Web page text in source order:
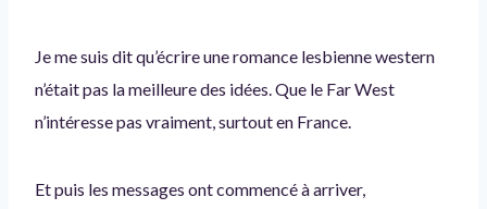
Je me suis dit qu’écrire une romance lesbienne western
n’était pas la meilleure des idées. Que le Far West
n’intéresse pas vraiment, surtout en France.
Et puis les messages ont commencé à arriver,